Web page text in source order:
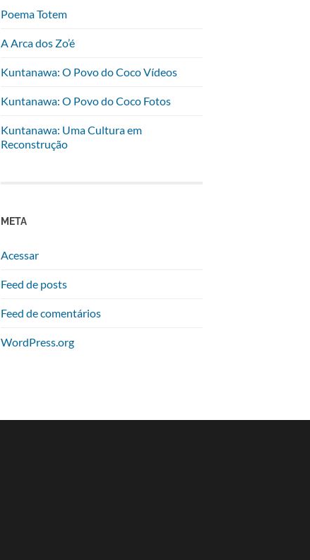
Poema Totem
A Arca dos Zo’é
Kuntanawa: O Povo do Coco Vídeos
Kuntanawa: O Povo do Coco Fotos
Kuntanawa: Uma Cultura em
Reconstrução
META
Acessar
Feed de posts
Feed de comentários
WordPress.org